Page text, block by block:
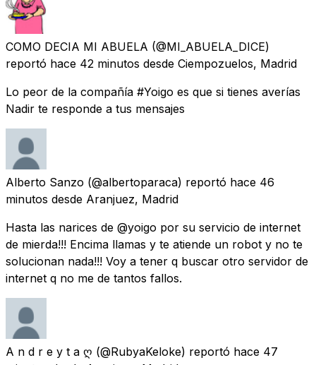
COMO DECIA MI ABUELA (@MI_ABUELA_DICE)
reportó hace 42 minutos desde Ciempozuelos, Madrid
Lo peor de la compañía #Yoigo es que si tienes averías
Nadir te responde a tus mensajes
Alberto Sanzo (@albertoparaca) reportó hace 46
minutos desde Aranjuez, Madrid
Hasta las narices de @yoigo por su servicio de internet
de mierda!!! Encima llamas y te atiende un robot y no te
solucionan nada!!! Voy a tener q buscar otro servidor de
internet q no me de tantos fallos.
A n d r e y t a ღ (@RubyaKeloke) reportó hace 47